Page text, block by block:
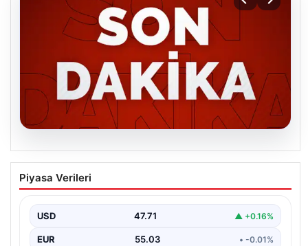
06.08.2026
MGK’den 8 maddelik kritik bildiri: Dikkat
çeken ‘Terörsüz Bölge’ vurgusu
Piyasa Verileri
USD 47.71 ▲ +0.16%
EUR 55.03 • -0.01%